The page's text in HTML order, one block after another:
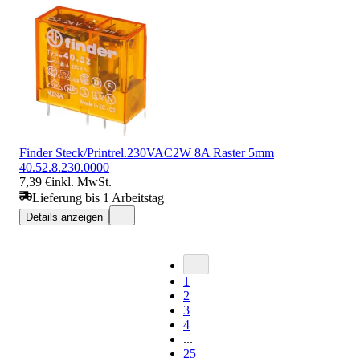
Finder Steck/Printrel.230VAC2W 8A Raster 5mm
40.52.8.230.0000
7,39 €inkl. MwSt.
Lieferung bis 1 Arbeitstag
Details anzeigen
1
2
3
4
...
25